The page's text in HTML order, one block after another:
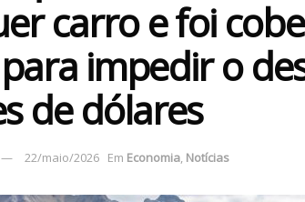
carro e foi
impedir o
de dólares
22/maio/2026 Em Economia, Notícias